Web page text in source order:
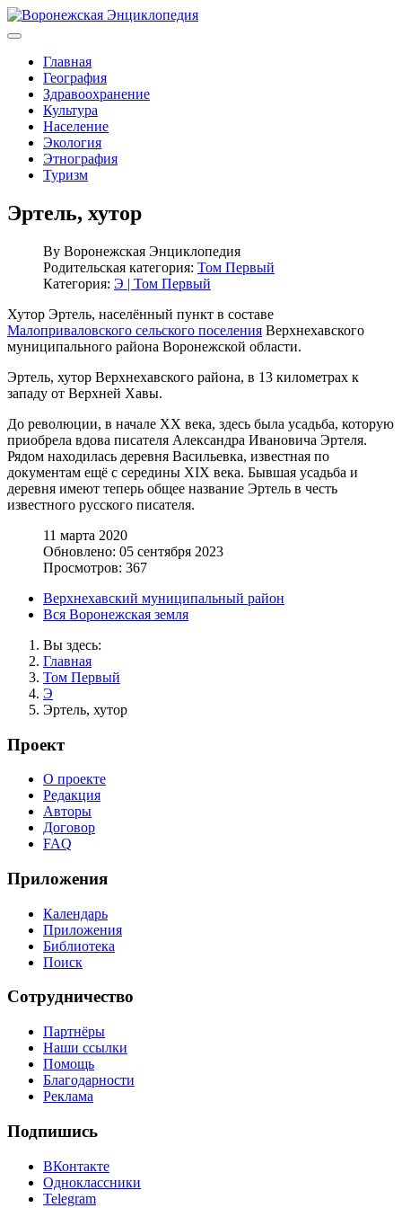
Главная
География
Здравоохранение
Культура
Население
Экология
Этнография
Туризм
Эртель, хутор
By Воронежская Энциклопедия
Родительская категория: Том Первый
Категория: Э | Том Первый
Хутор Эртель, населённый пункт в составе
Малоприваловского сельского поселения Верхнехавского
муниципального района Воронежской области.
Эртель, хутор Верхнехавского района, в 13 километрах к
западу от Верхней Хавы.
До революции, в начале XX века, здесь была усадьба, которую
приобрела вдова писателя Александра Ивановича Эртеля.
Рядом находилась деревня Васильевка, известная по
документам ещё с середины XIX века. Бывшая усадьба и
деревня имеют теперь общее название Эртель в честь
известного русского писателя.
11 марта 2020
Обновлено: 05 сентября 2023
Просмотров: 367
Верхнехавский муниципальный район
Вся Воронежская земля
Вы здесь:
Главная
Том Первый
Э
Эртель, хутор
Проект
О проекте
Редакция
Авторы
Договор
FAQ
Приложения
Календарь
Приложения
Библиотека
Поиск
Сотрудничество
Партнёры
Наши ссылки
Помощь
Благодарности
Реклама
Подпишись
ВКонтакте
Одноклассники
Telegram